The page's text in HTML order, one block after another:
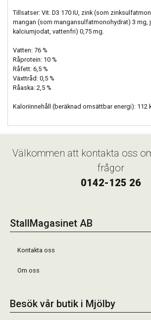
Tillsatser: Vit. D3 170 IU, zink (som
mangan (som mangansulfatmonohydrat) 3 mg,
kalciumjodat, vattenfri) 0,75 mg.
Vatten: 76 %
Råprotein: 10 %
Råfett: 6,5 %
Växttråd: 0,5 %
Råaska: 2,5 %
Kaloriinnehåll (beräknad omsättbar energi): 112
Välkommen att kontakta oss
frågor
0142-125 26
StallMagasinet AB
Kontakta oss
Om oss
Besök vår butik i Mjölby